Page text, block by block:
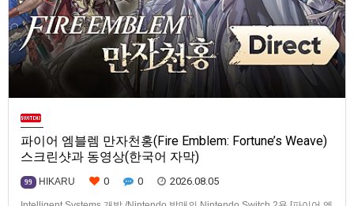
파이어 엠블렘 만자천홍(Fire Emblem: Fortune’s Weave)
스크린샷과 동영상(한국어 자막)
99 HIKARU 0 0 2026.08.05